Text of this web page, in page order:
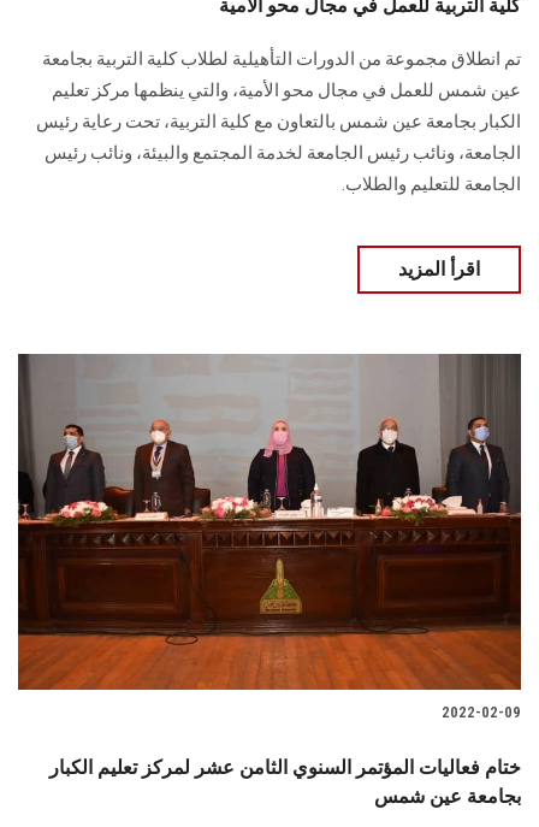
كلية التربية للعمل في مجال محو الأمية
تم انطلاق مجموعة من الدورات التأهيلية لطلاب كلية التربية بجامعة
عين شمس للعمل في مجال محو الأمية، والتي ينظمها مركز تعليم
الكبار بجامعة عين شمس بالتعاون مع كلية التربية، تحت رعاية رئيس
الجامعة، ونائب رئيس الجامعة لخدمة المجتمع والبيئة، ونائب رئيس
الجامعة للتعليم والطلاب.
اقرأ المزيد
2022-02-09
ختام فعاليات المؤتمر السنوي الثامن عشر لمركز تعليم الكبار
بجامعة عين شمس